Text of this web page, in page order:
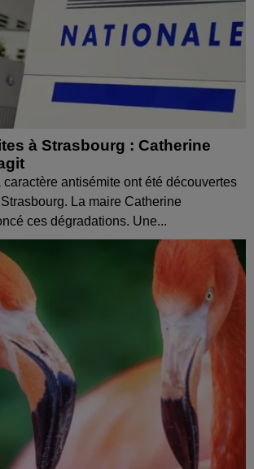
à Strasbourg : Catherine
caractère antisémite ont été découvertes
La maire Catherine
ces dégradations. Une...